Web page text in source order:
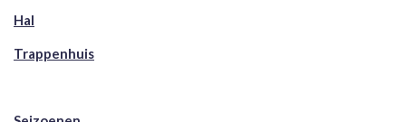
Hal
Trappenhuis